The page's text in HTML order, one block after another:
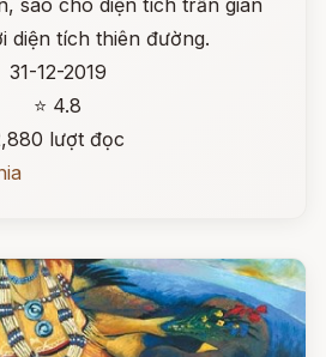
sao cho diện tích trần gian
diện tích thiên đường.
31-12-2019
⭐ 4.8
lượt đọc